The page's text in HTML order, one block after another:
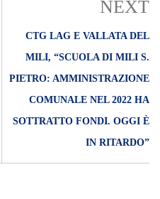
NEXT
CTG LAG E VALLATA DEL
MILI, “SCUOLA DI MILI S.
PIETRO: AMMINISTRAZIONE
COMUNALE NEL 2022 HA
SOTTRATTO FONDI. OGGI È
IN RITARDO”